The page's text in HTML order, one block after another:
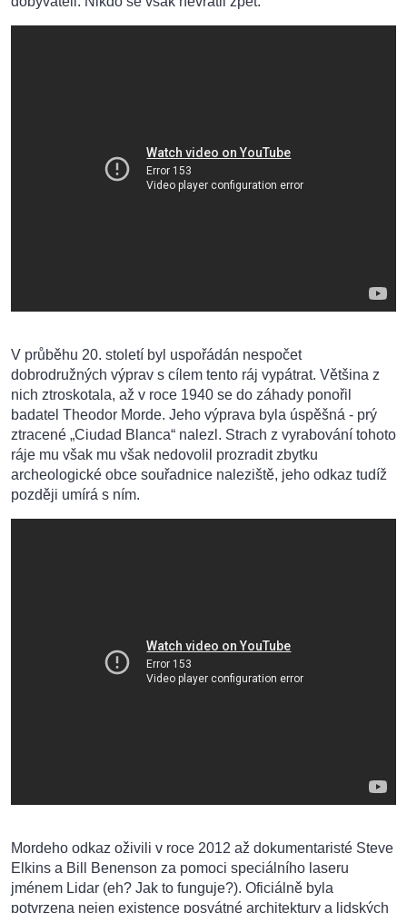
V průběhu 20. století byl uspořádán nespočet
dobrodružných výprav s cílem tento ráj vypátrat. Většina z
nich ztroskotala, až v roce 1940 se do záhady ponořil
badatel Theodor Morde. Jeho výprava byla úspěšná - prý
ztracené „Ciudad Blanca“ nalezl. Strach z vyrabování tohoto
ráje mu však mu však nedovolil prozradit zbytku
archeologické obce souřadnice naleziště, jeho odkaz tudíž
později umírá s ním.
Mordeho odkaz oživili v roce 2012 až dokumentaristé Steve
Elkins a Bill Benenson za pomoci speciálního laseru
jménem Lidar (eh? Jak to funguje?). Oficiálně byla
potvrzena nejen existence posvátné architektury a lidských